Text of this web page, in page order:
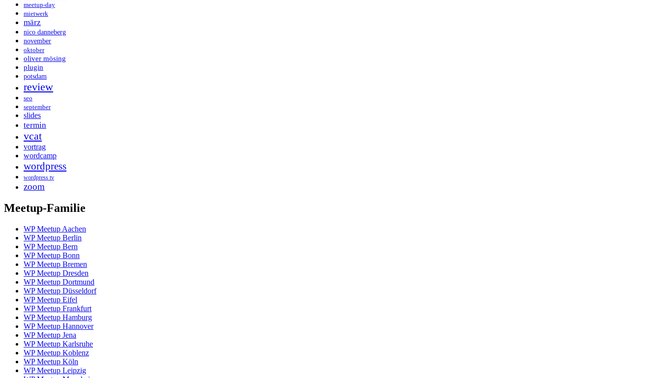
meetup-day
mietwerk
märz
nico danneberg
november
oktober
oliver mösing
plugin
potsdam
review
seo
september
slides
termin
vcat
vortrag
wordcamp
wordpress
wordpress tv
zoom
Meetup-Familie
WP Meetup Aachen
WP Meetup Berlin
WP Meetup Bern
WP Meetup Bonn
WP Meetup Bremen
WP Meetup Dresden
WP Meetup Dortmund
WP Meetup Düsseldorf
WP Meetup Eifel
WP Meetup Frankfurt
WP Meetup Hamburg
WP Meetup Hannover
WP Meetup Jena
WP Meetup Karlsruhe
WP Meetup Koblenz
WP Meetup Köln
WP Meetup Leipzig